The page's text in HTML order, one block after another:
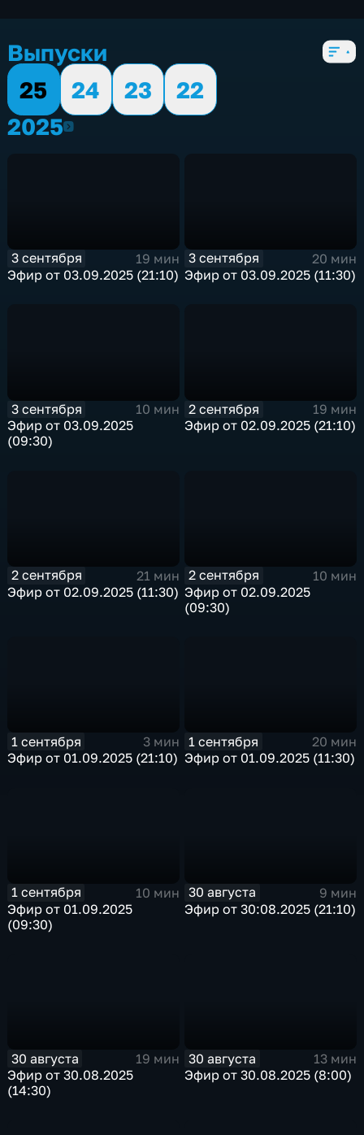
Выпуски
25
24 23
22
20252025
3 сентября
19 мин
Эфир от 03.09.2025 (21:10)
3 сентября
20 мин
Эфир от 03.09.2025 (11:30)
3 сентября
10 мин
Эфир от 03.09.2025
(09:30)
2 сентября
19 мин
Эфир от 02.09.2025 (21:10)
2 сентября
21 мин
Эфир от 02.09.2025 (11:30)
2 сентября
10 мин
Эфир от 02.09.2025
(09:30)
1 сентября
3 мин
Эфир от 01.09.2025 (21:10)
1 сентября
20 мин
Эфир от 01.09.2025 (11:30)
1 сентября
10 мин
Эфир от 01.09.2025
(09:30)
30 августа
9 мин
Эфир от 30:08.2025 (21:10)
30 августа
19 мин
Эфир от 30.08.2025
(14:30)
30 августа
13 мин
Эфир от 30.08.2025 (8:00)